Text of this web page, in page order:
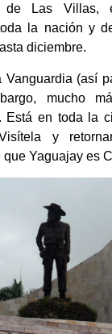
de Las Villas,
la nación y
diciembre.
Vanguardia (así
mucho
Está en toda la
y
Yaguajay es